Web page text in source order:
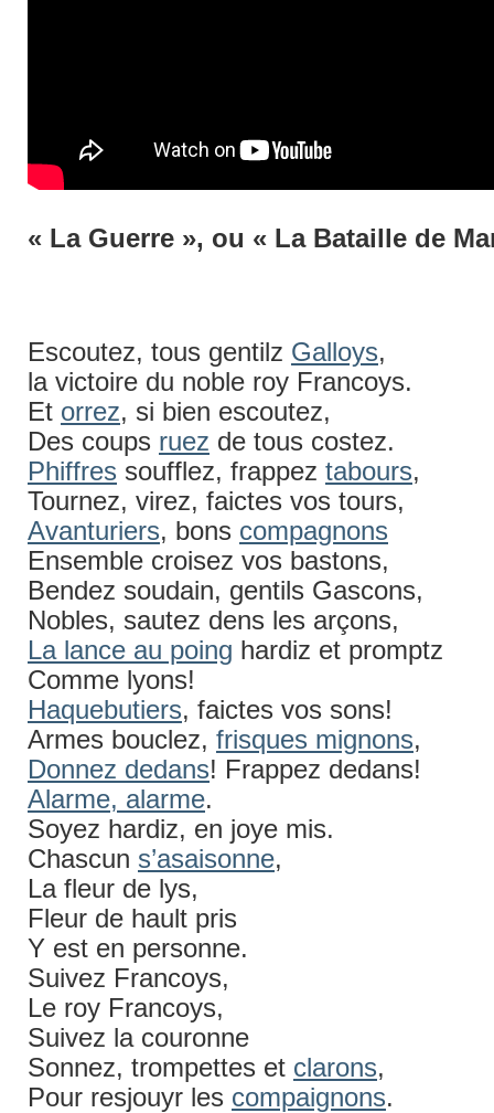
« La Guerre », ou « La Bataille de
Escoutez, tous gentilz Galloys,
la victoire du noble roy Francoys.
Et orrez, si bien escoutez,
Des coups ruez de tous costez.
Phiffres soufflez, frappez tabours,
Tournez, virez, faictes vos tours,
Avanturiers, bons compagnons
Ensemble croisez vos bastons,
Bendez soudain, gentils Gascons,
Nobles, sautez dens les arçons,
La lance au poing hardiz et promptz
Comme lyons!
Haquebutiers, faictes vos sons!
Armes bouclez, frisques mignons,
Donnez dedans! Frappez dedans!
Alarme, alarme.
Soyez hardiz, en joye mis.
Chascun s’asaisonne,
La fleur de lys,
Fleur de hault pris
Y est en personne.
Suivez Francoys,
Le roy Francoys,
Suivez la couronne
Sonnez, trompettes et clarons,
Pour resjouyr les compaignons.